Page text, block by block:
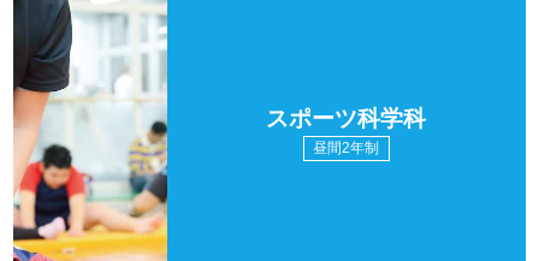
スポーツ科学科
昼間2年制